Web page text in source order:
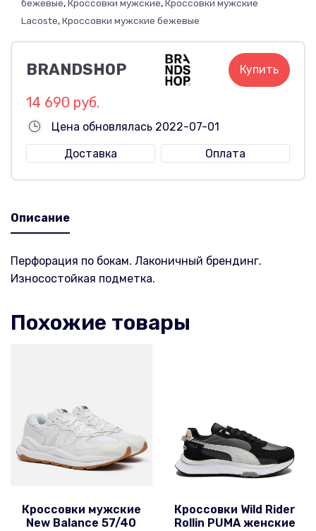
бежевые,Кроссовки мужские,Кроссовки мужские
Lacoste,Кроссовки мужские бежевые
BRANDSHOP Купить
14 690 руб.
Цена обновлялась 2022-07-01
Доставка
Оплата
Описание
Перфорация по бокам. Лаконичный брендинг.
Износостойкая подметка.
Похожие товары
Кроссовки мужские
New Balance 57/40
Кроссовки Wild Rider
Rollin PUMA женские